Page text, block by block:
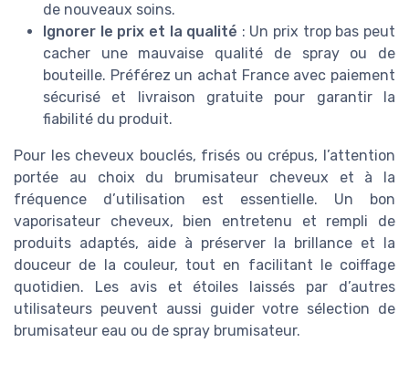
de nouveaux soins.
Ignorer le prix et la qualité : Un prix trop bas peut
cacher une mauvaise qualité de spray ou de
bouteille. Préférez un achat France avec paiement
sécurisé et livraison gratuite pour garantir la
fiabilité du produit.
Pour les cheveux bouclés, frisés ou crépus, l’attention
portée au choix du brumisateur cheveux et à la
fréquence d’utilisation est essentielle. Un bon
vaporisateur cheveux, bien entretenu et rempli de
produits adaptés, aide à préserver la brillance et la
douceur de la couleur, tout en facilitant le coiffage
quotidien. Les avis et étoiles laissés par d’autres
utilisateurs peuvent aussi guider votre sélection de
brumisateur eau ou de spray brumisateur.